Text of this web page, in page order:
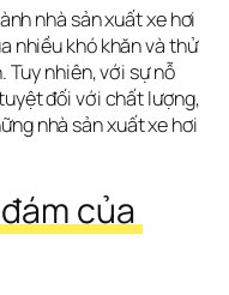
nhà sản xuất xe hơi
nhiều khó khăn và thử
nhiên, với sự nỗ
đối với chất lượng,
nhà sản xuất xe hơi
của